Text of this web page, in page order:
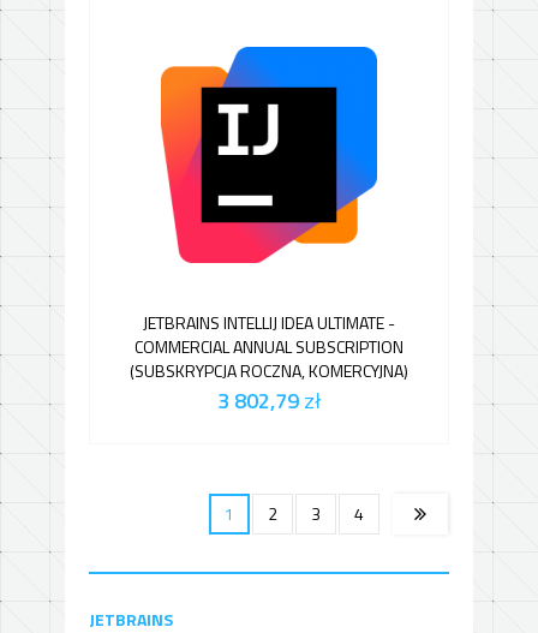
JETBRAINS INTELLIJ IDEA ULTIMATE -
COMMERCIAL ANNUAL SUBSCRIPTION
(SUBSKRYPCJA ROCZNA, KOMERCYJNA)
3 802,79zł
1 2 3 4
JETBRAINS